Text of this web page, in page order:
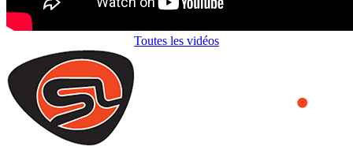
Toutes les vidéos